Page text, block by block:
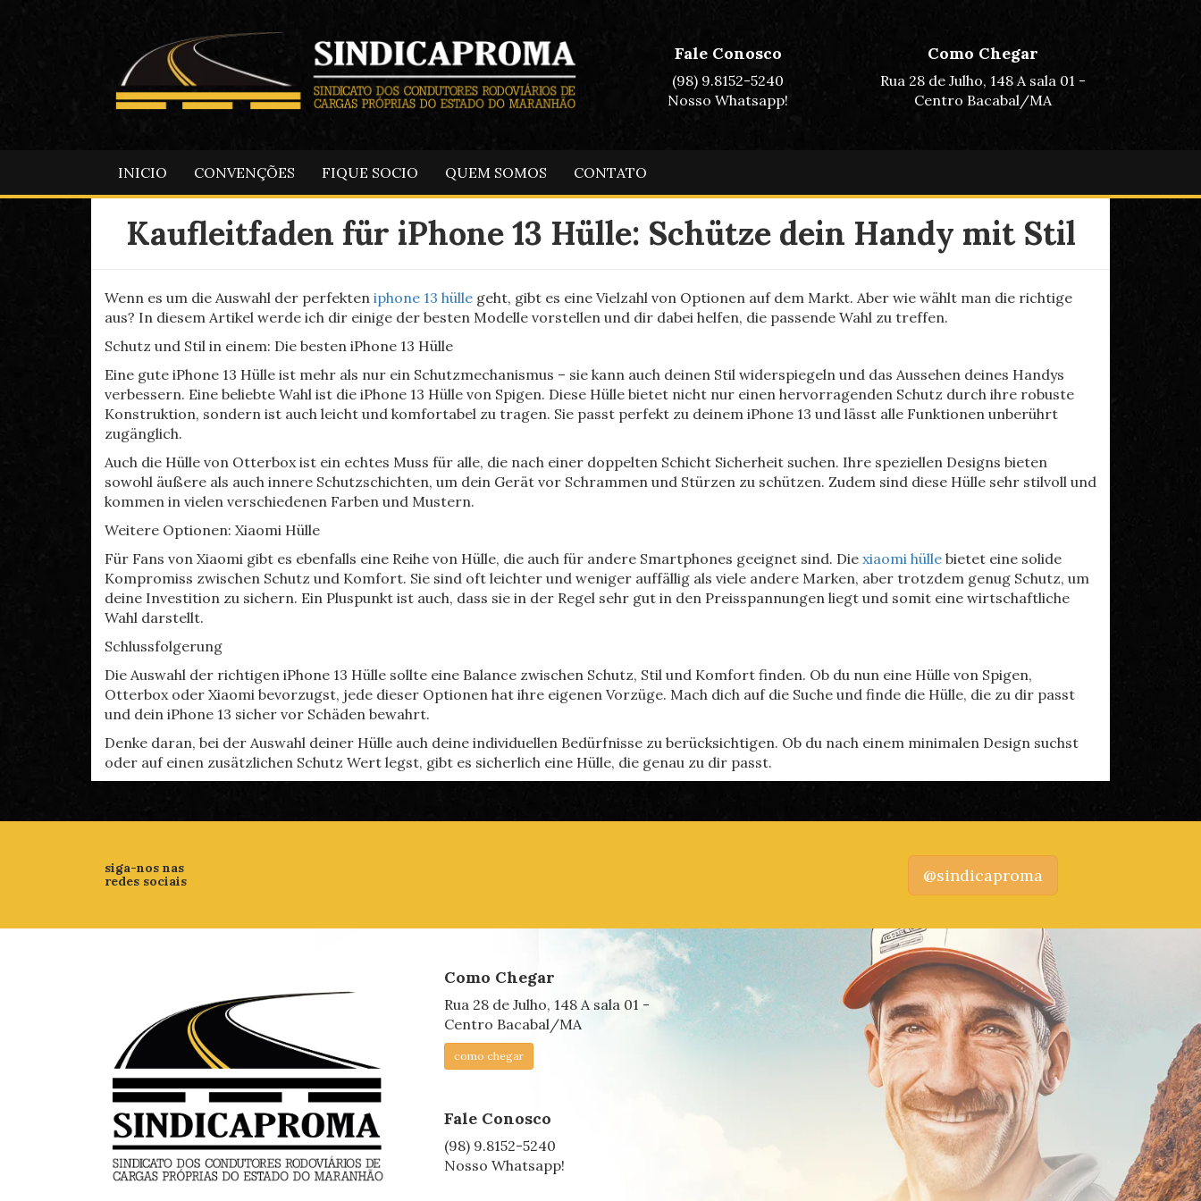
Fale Conosco
(98) 9.8152-5240
Nosso Whatsapp!
Como Chegar
Rua 28 de Julho, 148 A sala 01 -
Centro Bacabal/MA
INICIO CONVENÇÕES FIQUE SOCIO QUEM SOMOS CONTATO
Kaufleitfaden für iPhone 13 Hülle: Schütze dein Handy mit Stil
Wenn es um die Auswahl der perfekten iphone 13 hülle geht, gibt es eine Vielzahl von Optionen auf dem Markt. Aber wie wählt man die richtige
aus? In diesem Artikel werde ich dir einige der besten Modelle vorstellen und dir dabei helfen, die passende Wahl zu treffen.
Schutz und Stil in einem: Die besten iPhone 13 Hülle
Eine gute iPhone 13 Hülle ist mehr als nur ein Schutzmechanismus – sie kann auch deinen Stil widerspiegeln und das Aussehen deines Handys
verbessern. Eine beliebte Wahl ist die iPhone 13 Hülle von Spigen. Diese Hülle bietet nicht nur einen hervorragenden Schutz durch ihre robuste
Konstruktion, sondern ist auch leicht und komfortabel zu tragen. Sie passt perfekt zu deinem iPhone 13 und lässt alle Funktionen unberührt
zugänglich.
Auch die Hülle von Otterbox ist ein echtes Muss für alle, die nach einer doppelten Schicht Sicherheit suchen. Ihre speziellen Designs bieten
sowohl äußere als auch innere Schutzschichten, um dein Gerät vor Schrammen und Stürzen zu schützen. Zudem sind diese Hülle sehr stilvoll und
kommen in vielen verschiedenen Farben und Mustern.
Weitere Optionen: Xiaomi Hülle
Für Fans von Xiaomi gibt es ebenfalls eine Reihe von Hülle, die auch für andere Smartphones geeignet sind. Die xiaomi hülle bietet eine solide
Kompromiss zwischen Schutz und Komfort. Sie sind oft leichter und weniger auffällig als viele andere Marken, aber trotzdem genug Schutz, um
deine Investition zu sichern. Ein Pluspunkt ist auch, dass sie in der Regel sehr gut in den Preisspannungen liegt und somit eine wirtschaftliche
Wahl darstellt.
Schlussfolgerung
Die Auswahl der richtigen iPhone 13 Hülle sollte eine Balance zwischen Schutz, Stil und Komfort finden. Ob du nun eine Hülle von Spigen,
Otterbox oder Xiaomi bevorzugst, jede dieser Optionen hat ihre eigenen Vorzüge. Mach dich auf die Suche und finde die Hülle, die zu dir passt
und dein iPhone 13 sicher vor Schäden bewahrt.
Denke daran, bei der Auswahl deiner Hülle auch deine individuellen Bedürfnisse zu berücksichtigen. Ob du nach einem minimalen Design suchst
oder auf einen zusätzlichen Schutz Wert legst, gibt es sicherlich eine Hülle, die genau zu dir passt.
siga-nos nas
redes sociais
@sindicaproma
Como Chegar
Rua 28 de Julho, 148 A sala 01 -
Centro Bacabal/MA
como chegar
Fale Conosco
(98) 9.8152-5240
Nosso Whatsapp!